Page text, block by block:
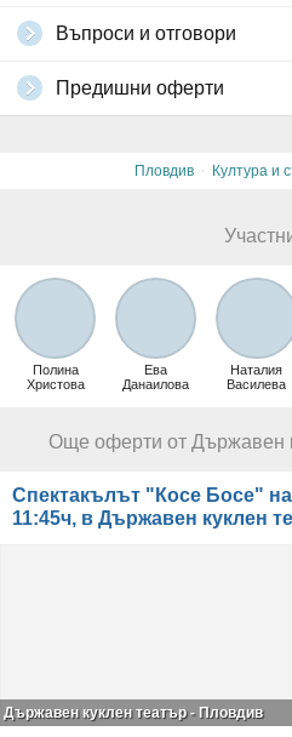
Въпроси и отговори
Предишни оферти
Пловдив · Култура и
Полина
Христова
Ева
Данаилова
Наталия
Василева
Спектакълът "Косе Босе"
11:45ч, в Държавен куклен
Държавен куклен театър - Пловдив